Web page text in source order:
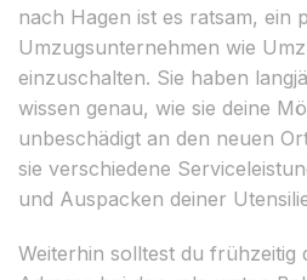
nach Hagen ist es ratsam, ein
Umzugsunternehmen wie
einzuschalten. Sie haben
wissen genau, wie sie deine
unbeschädigt an den neuen
sie verschiedene
und Auspacken deiner
Weiterhin solltest du frühzeitig